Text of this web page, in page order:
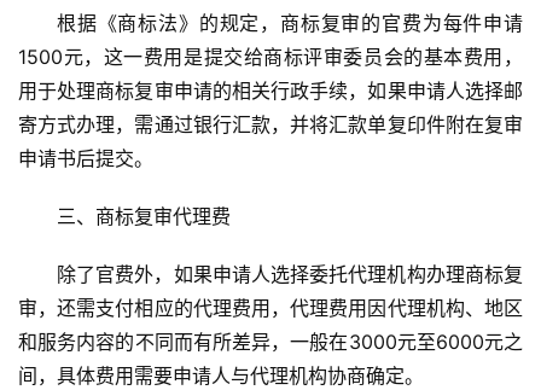
根据《商标法》的规定，商标复审的官费为每件申请
1500元，这一费用是提交给商标评审委员会的基本费用，
用于处理商标复审申请的相关行政手续，如果申请人选择邮
寄方式办理，需通过银行汇款，并将汇款单复印件附在复审
申请书后提交。
三、商标复审代理费
除了官费外，如果申请人选择委托代理机构办理商标复
审，还需支付相应的代理费用，代理费用因代理机构、地区
和服务内容的不同而有所差异，一般在3000元至6000元之
间，具体费用需要申请人与代理机构协商确定。